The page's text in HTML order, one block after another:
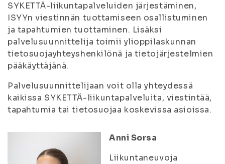
SYKETTÄ-liikuntapalveluiden järjestäminen,
ISYYn viestinnän tuottamiseen osallistuminen
ja tapahtumien tuottaminen. Lisäksi
palvelusuunnittelija toimii ylioppilaskunnan
tietosuojayhteyshenkilönä ja tietojärjestelmien
pääkäyttäjänä.
Palvelusuunnittelijaan voit olla yhteydessä
kaikissa SYKETTÄ-liikuntapalveluita, viestintää,
tapahtumia tai tietosuojaa koskevissa asioissa.
Anni Sorsa
Liikuntaneuvoja